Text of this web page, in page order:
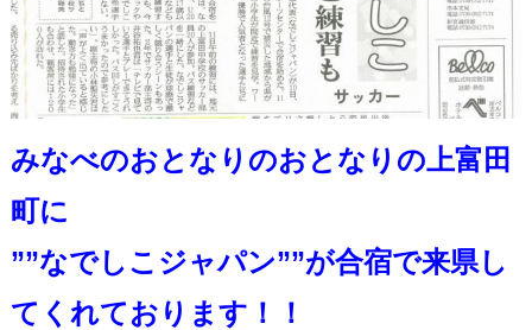
みなべのおとなりのおとなりの上富田
町に
””なでしこジャパン””が合宿で来県し
てくれております！！